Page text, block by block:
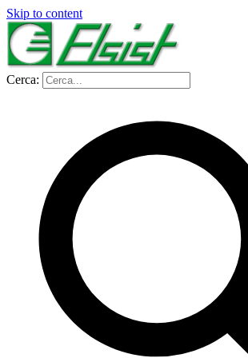
Skip to content
Cerca: